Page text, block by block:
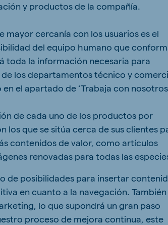
y productos de la compañía.
mayor cercanía con los usuarios es el
del equipo humano que
toda la información necesaria para
los departamentos técnico y
el apartado de ‘Trabaja con
de cada uno de los productos por
los que se sitúa cerca de sus clientes
contenidos de valor, como artículos
renovadas para todas las
de posibilidades para insertar
en cuanto a la navegación. También
lo que supondrá un gran paso
proceso de mejora continua, este